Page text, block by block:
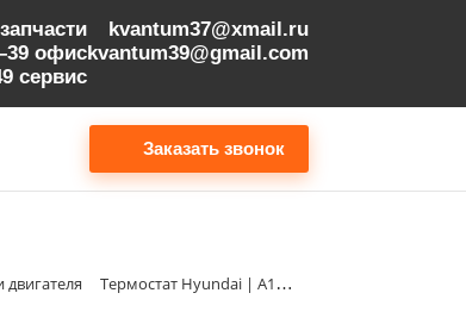
запчасти
офис
сервис
kvantum37@xmail.ru
kvantum39@gmail.com
Заказать звонок
Термостат Hyundai | A110350101-3